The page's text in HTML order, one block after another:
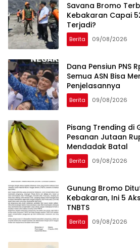
Savana Bromo
Kebakaran Capai
Terjadi?
Berita 09/08/2026
Dana Pensiun PNS
Semua ASN Bisa
Penjelasannya
Berita 09/08/2026
Pisang Trending di
Pesanan Jutaan
Mendadak Batal
Berita 09/08/2026
Gunung Bromo
Kebakaran, Ini 5
TNBTS
Berita 09/08/2026